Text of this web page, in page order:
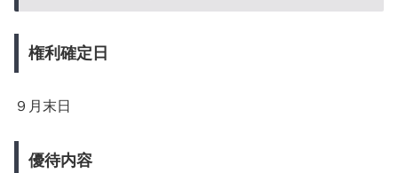
権利確定日
９月末日
優待内容